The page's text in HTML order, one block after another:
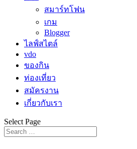
สมาร์ทโฟน
เกม
Blogger
ไลฟ์สไตล์
vdo
ของกิน
ท่องเที่ยว
สมัครงาน
เกี่ยวกับเรา
Select Page